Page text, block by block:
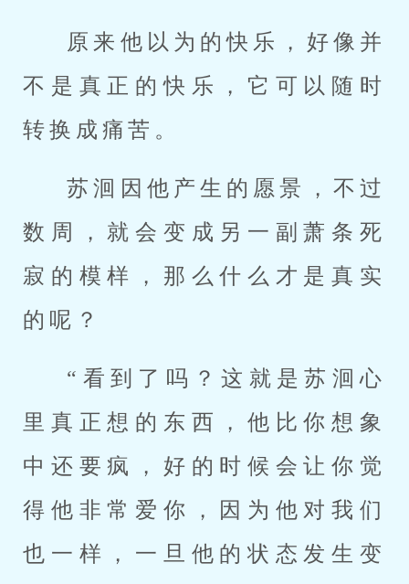
原来他以为的快乐，好像并
不是真正的快乐，它可以随时
转换成痛苦。
苏洄因他产生的愿景，不过
数周，就会变成另一副萧条死
寂的模样，那么什么才是真实
的呢？
“看到了吗？这就是苏洄心
里真正想的东西，他比你想象
中还要疯，好的时候会让你觉
得他非常爱你，因为他对我们
也一样，一旦他的状态发生变